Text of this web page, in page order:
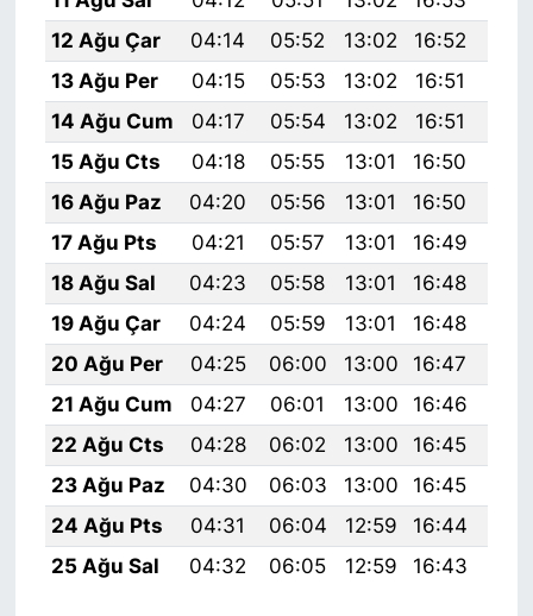
12 Ağu Çar
04:14 05:52 13:02 16:52
13 Ağu Per
04:15 05:53 13:02 16:51
14 Ağu Cum
04:17 05:54 13:02 16:51
15 Ağu Cts
04:18 05:55 13:01 16:50
16 Ağu Paz
04:20 05:56 13:01 16:50
17 Ağu Pts
04:21 05:57 13:01 16:49
18 Ağu Sal
04:23 05:58 13:01 16:48
19 Ağu Çar
04:24 05:59 13:01 16:48
20 Ağu Per
04:25 06:00 13:00 16:47
21 Ağu Cum
04:27 06:01 13:00 16:46
22 Ağu Cts
04:28 06:02 13:00 16:45
23 Ağu Paz
04:30 06:03 13:00 16:45
24 Ağu Pts
04:31 06:04 12:59 16:44
25 Ağu Sal
04:32 06:05 12:59 16:43